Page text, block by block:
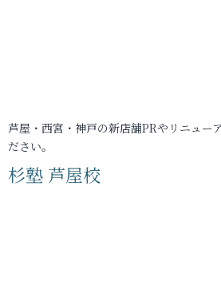
芦屋・西宮・神戸の新店舗PRやリニュー
ださい。
杉塾 芦屋校